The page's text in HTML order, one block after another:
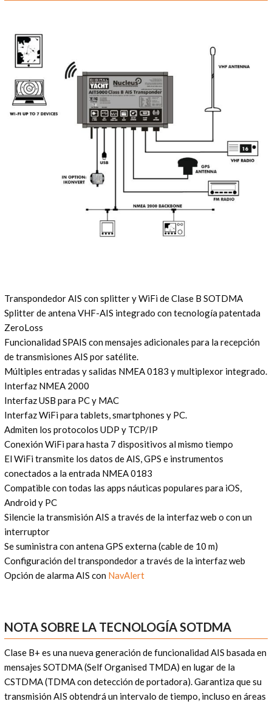
Transpondedor AIS con splitter y WiFi de Clase B SOTDMA
Splitter de antena VHF-AIS integrado con tecnología patentada
ZeroLoss
Funcionalidad SPAIS con mensajes adicionales para la recepción
de transmisiones AIS por satélite.
Múltiples entradas y salidas NMEA 0183 y multiplexor integrado.
Interfaz NMEA 2000
Interfaz USB para PC y MAC
Interfaz WiFi para tablets, smartphones y PC.
Admiten los protocolos UDP y TCP/IP
Conexión WiFi para hasta 7 dispositivos al mismo tiempo
El WiFi transmite los datos de AIS, GPS e instrumentos
conectados a la entrada NMEA 0183
Compatible con todas las apps náuticas populares para iOS,
Android y PC
Silencie la transmisión AIS a través de la interfaz web o con un
interruptor
Se suministra con antena GPS externa (cable de 10 m)
Configuración del transpondedor a través de la interfaz web
Opción de alarma AIS con NavAlert
NOTA SOBRE LA TECNOLOGÍA SOTDMA
Clase B+ es una nueva generación de funcionalidad AIS basada en
mensajes SOTDMA (Self Organised TMDA) en lugar de la
CSTDMA (TDMA con detección de portadora). Garantiza que su
transmisión AIS obtendrá un intervalo de tiempo, incluso en áreas